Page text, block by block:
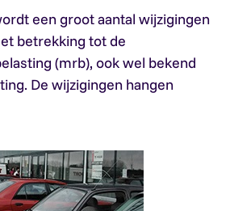
een groot aantal wijzigingen
betrekking tot de
(mrb), ook wel bekend
De wijzigingen hangen